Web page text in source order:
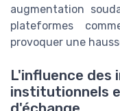
augmentation
plateformes
provoquer une
L'influence des
institutionnels